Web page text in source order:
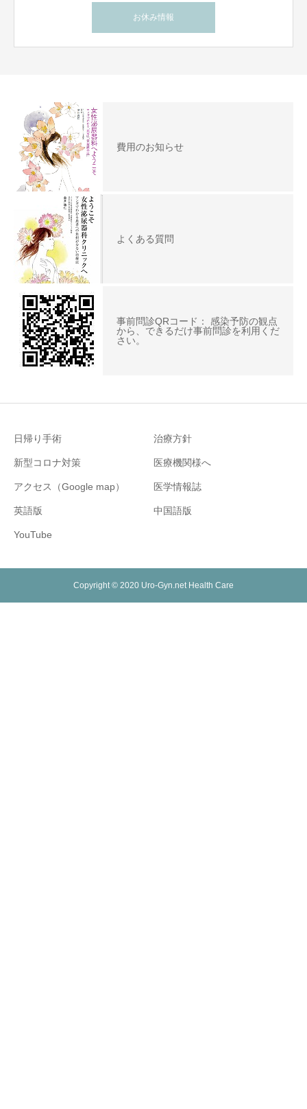
お休み情報
費用のお知らせ
よくある質問
事前問診QRコード： 感染予防の観点
から、できるだけ事前問診を利用くだ
さい。
日帰り手術 治療方針
新型コロナ対策 医療機関様へ
アクセス（Google map） 医学情報誌
英語版 中国語版
YouTube
Copyright © 2020 Uro-Gyn.net Health Care